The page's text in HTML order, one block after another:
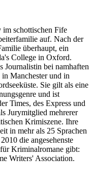
schottischen Fife
auf. Nach der
überhaupt, ein
College in Oxford.
Journalistin bei namhaften
Manchester und in
Sie gilt als eine
und ist
Times, des Express und
Jurymitglied mehrerer
Krimiszene. Ihre
in mehr als 25 Sprachen
die angesehenste
Kriminalromane gibt:
Writers' Association.